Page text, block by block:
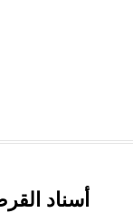
أسناد